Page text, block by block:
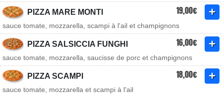
PIZZA MARE MONTI 19,00€
sauce tomate, mozzarella, scampi à l'ail et champignons
PIZZA SALSICCIA FUNGHI 16,00€
sauce tomate, mozzarella, saucisse de porc et champignons
PIZZA SCAMPI 18,00€
sauce tomate, mozzarella et scampi à l'ail